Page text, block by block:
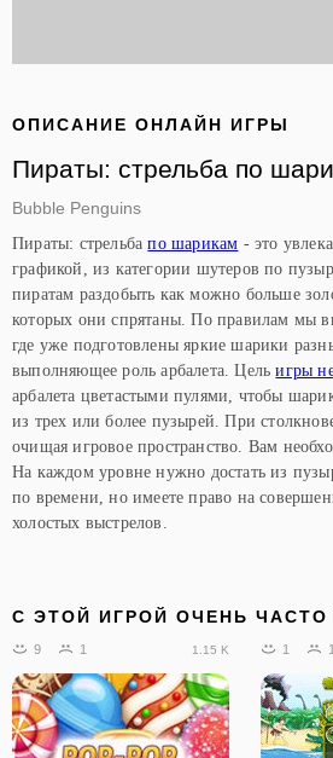
ОПИСАНИЕ ОНЛАЙН ИГРЫ
Пираты: стрельба по
Bubble Penguins
Пираты: стрельбапо шарикам - это
графикой, из категории шутеров по
пиратам раздобыть как можно больше
которых они спрятаны. По правилам мы
где уже подготовлены яркие шарики
выполняющее роль арбалета. Цельигры
арбалета цветастыми пулями, чтобы
из трех или более пузырей. При
очищая игровое пространство. Вам
На каждом уровне нужно достать из
по времени, но имеете право на
холостых выстрелов.
C ЭТОЙ ИГРОЙ ОЧЕНЬ
9 1 1.15 K 1 1